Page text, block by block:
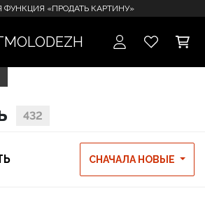
ФУНКЦИЯ «ПРОДАТЬ КАРТИНУ»
432
СНАЧАЛА НОВЫЕ